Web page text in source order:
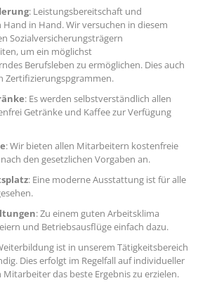
: Leistungsbereitschaft und
Hand in Hand. Wir versuchen in diesem
Sozialversicherungsträgern
um ein möglichst
Berufsleben zu ermöglichen. Dies auch
Zertifizierungspgrammen.
: Es werden selbstverständlich allen
Getränke und Kaffee zur Verfügung
: Wir bieten allen Mitarbeitern kostenfreie
den gesetzlichen Vorgaben an.
: Eine moderne Ausstattung ist für alle
: Zu einem guten Arbeitsklima
und Betriebsausflüge einfach dazu.
ist in unserem Tätigkeitsbereich
Dies erfolgt im Regelfall auf individueller
Mitarbeiter das beste Ergebnis zu erzielen.